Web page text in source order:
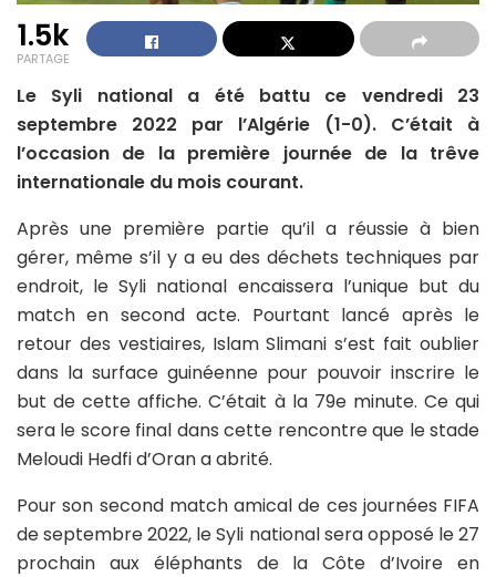
1.5k
PARTAGE
Le Syli national a été battu ce vendredi 23
septembre 2022 par l’Algérie (1-0). C’était à
l’occasion de la première journée de la trêve
internationale du mois courant.
Après une première partie qu’il a réussie à bien
gérer, même s’il y a eu des déchets techniques par
endroit, le Syli national encaissera l’unique but du
match en second acte. Pourtant lancé après le
retour des vestiaires, Islam Slimani s’est fait oublier
dans la surface guinéenne pour pouvoir inscrire le
but de cette affiche. C’était à la 79e minute. Ce qui
sera le score final dans cette rencontre que le stade
Meloudi Hedfi d’Oran a abrité.
Pour son second match amical de ces journées FIFA
de septembre 2022, le Syli national sera opposé le 27
prochain aux éléphants de la Côte d’Ivoire en